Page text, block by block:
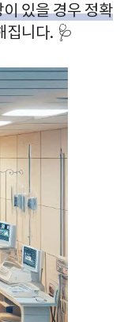
있을 경우 정확
집니다. 🩺